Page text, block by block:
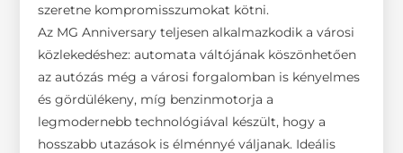
szeretne kompromisszumokat kötni.
Az MG Anniversary teljesen alkalmazkodik a városi
közlekedéshez: automata váltójának köszönhetően
az autózás még a városi forgalomban is kényelmes
és gördülékeny, míg benzinmotorja a
legmodernebb technológiával készült, hogy a
hosszabb utazások is élménnyé váljanak. Ideális